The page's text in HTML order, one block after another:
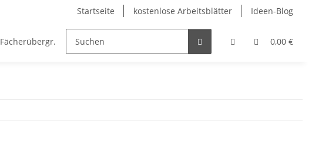
Startseite kostenlose Arbeitsblätter Ideen-Blog
0,00 €
Fächerübergr. Englisch Religion